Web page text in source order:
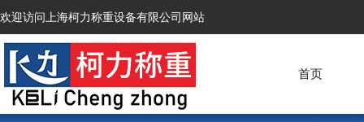
欢迎访问上海柯力称重设备有限公司网站
首页